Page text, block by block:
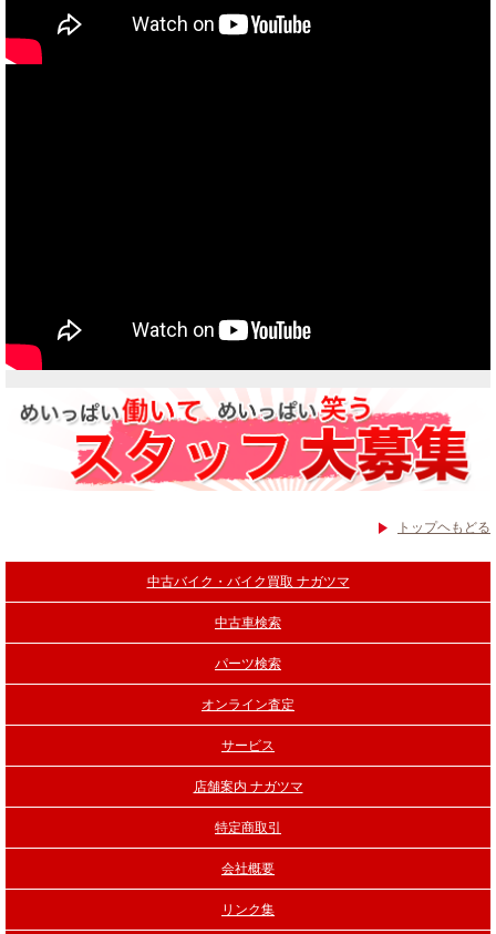
トップヘもどる
中古バイク・バイク買取 ナガツマ
中古車検索
パーツ検索
オンライン査定
サービス
店舗案内 ナガツマ
特定商取引
会社概要
リンク集